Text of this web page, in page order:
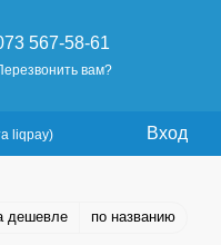
567-58-61
вам?
liqpay) Вход
дешевле по названию